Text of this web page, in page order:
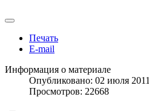
Печать
E-mail
Информация о материале
Опубликовано: 02 июля 2011
Просмотров: 22668